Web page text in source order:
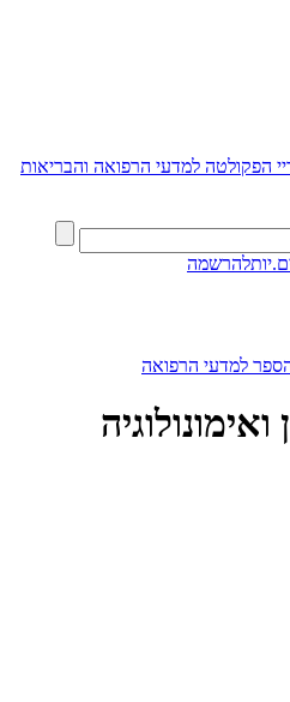
הפקולטה למדעי הרפואה והבריאות
להרשמה
למדעי הרפואה